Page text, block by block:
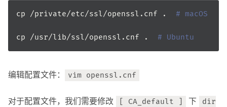
cp /private/etc/ssl/openssl.cnf . # macOS
cp /usr/lib/ssl/openssl.cnf . # Ubuntu
编辑配置文件： vim openssl.cnf
对于配置文件，我们需要修改 [ CA_default ] 下
dir